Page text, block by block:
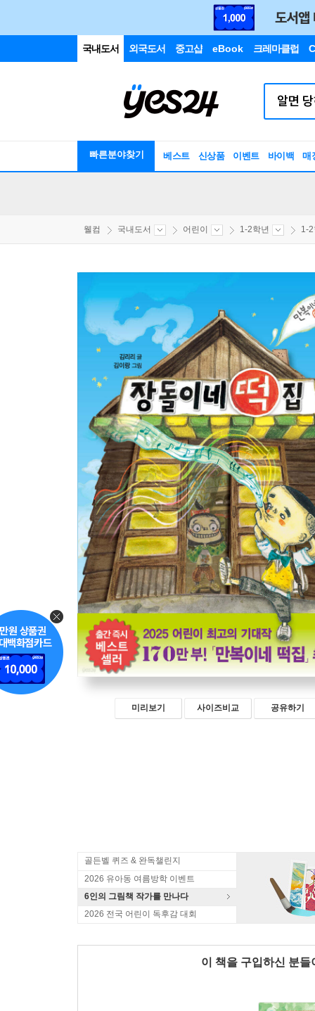
국내도서 외국도서 중고샵 eBook 크레마클럽
빠른분야찾기 베스트 신상품 이벤트 바이백 매
웰컴 국내도서 어린이 1-2학년 1-
미리보기 사이즈비교 공유하기
골든벨 퀴즈 & 완독챌린지
2026 유아동 여름방학 이벤트
6인의 그림책 작가를 만나다
2026 전국 어린이 독후감 대회
이 책을 구입하신 분